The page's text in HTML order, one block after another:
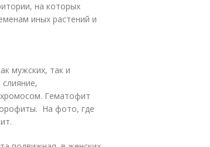
на которых
иных растений и
мужских, так и
Гематофит
На фото, где